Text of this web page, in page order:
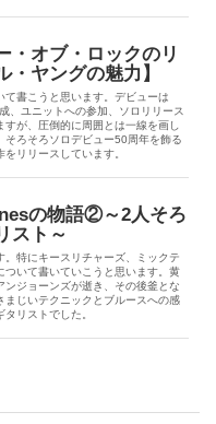
・オブ・ロックのリ
・ヤングの魅力】
て書こうと思います。デビューは
、ユニットへの参加、ソロリリース
が、圧倒的に周囲とは一線を画し
そろそろソロデビュー50周年を飾る
リリースしています。
の物語②～2人そろ
スト～
。特にキースリチャーズ、ミックテ
ついて書いていこうと思います。黄
ンジョーンズが逝き、その後釜とな
まじいテクニックとブルースへの感
リストでした。